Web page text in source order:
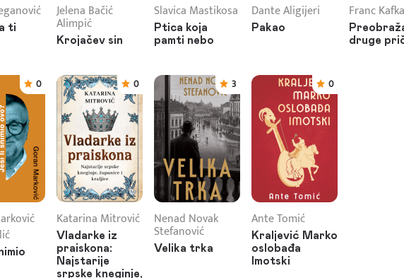
ti
Jelena Bačić
Alimpić
Krojačev sin
Slavica Mastikosa
Ptica koja
pamti nebo
Dante Aligijeri
Pakao
Franc Kafka
druge
0 0
Katarina Mitrović
Vladarke iz
praiskona:
Najstarije
srpske kneginje,
3
Nenad Novak
Stefanović
Velika trka
0
Ante Tomić
Kraljević Marko
oslobađa
Imotski